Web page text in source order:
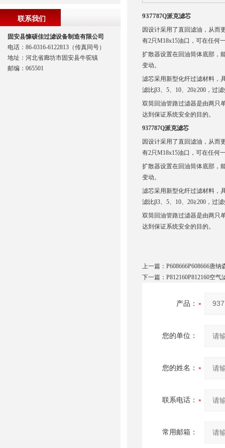
937787Q派克滤芯
因设计采用了直回滤油，从而
有2只M18x15油口，可在任何
扩散器设置在回油筒体底部，
变动。
滤芯采用新型化纤过滤材料，
滤比β3、5、10、20≧200，过
双筒回油管路过滤器是由两只
达到保证系统安全的目的。
937787Q派克滤芯
因设计采用了直回滤油，从而
有2只M18x15油口，可在任何
扩散器设置在回油筒体底部，
变动。
滤芯采用新型化纤过滤材料，
滤比β3、5、10、20≧200，过
双筒回油管路过滤器是由两只
达到保证系统安全的目的。
上一篇： P608666P608666唐
下一篇： P812160P812160空气
产品：
您的单位：
您的姓名：
联系电话：
常用邮箱：
联系我们
固安县慷硕佳过滤设备制造有限公司
电话：86-0316-6122813（传真同号）
地址：河北省廊坊市固安县牛驼镇
邮编：065501